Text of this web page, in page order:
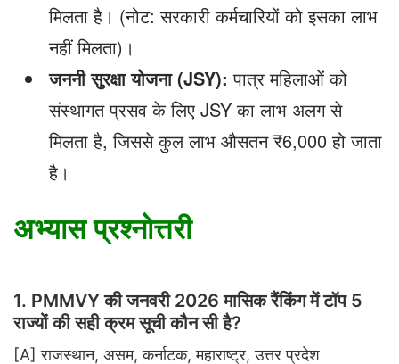
मिलता है। (नोट: सरकारी कर्मचारियों को इसका लाभ
नहीं मिलता)।
जननी सुरक्षा योजना (JSY): पात्र महिलाओं को
संस्थागत प्रसव के लिए JSY का लाभ अलग से
मिलता है, जिससे कुल लाभ औसतन ₹6,000 हो जाता
है।
अभ्यास प्रश्नोत्तरी
1. PMMVY की जनवरी 2026 मासिक रैंकिंग में टॉप 5
राज्यों की सही क्रम सूची कौन सी है?
[A] राजस्थान, असम, कर्नाटक, महाराष्ट्र, उत्तर प्रदेश